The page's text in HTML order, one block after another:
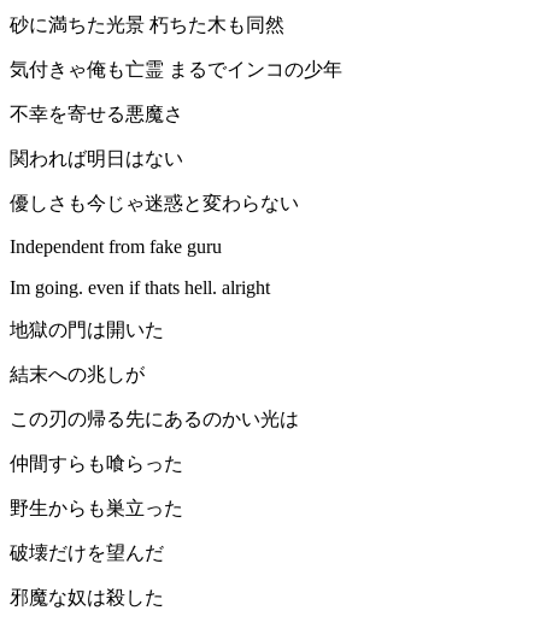
砂に満ちた光景 朽ちた木も同然
気付きゃ俺も亡霊 まるでインコの少年
不幸を寄せる悪魔さ
関われば明日はない
優しさも今じゃ迷惑と変わらない
Independent from fake guru
Im going. even if thats hell. alright
地獄の門は開いた
結末への兆しが
この刃の帰る先にあるのかい光は
仲間すらも喰らった
野生からも巣立った
破壊だけを望んだ
邪魔な奴は殺した